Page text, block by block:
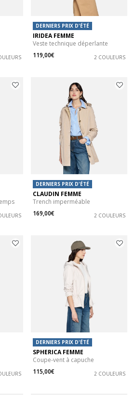
DERNIERS PRIX D'ÉTÉ
IRIDEA FEMME
Veste technique déperlante
119,00€
2 COULEURS
DERNIERS PRIX D'ÉTÉ
CLAUDIN FEMME
Trench imperméable
169,00€
2 COULEURS
DERNIERS PRIX D'ÉTÉ
SPHERICA FEMME
Coupe-vent à capuche
115,00€
2 COULEURS